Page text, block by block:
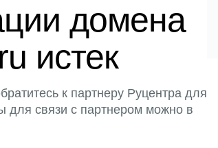
домена
истек
к партнеру Руцентра для
для связи с партнером можно в